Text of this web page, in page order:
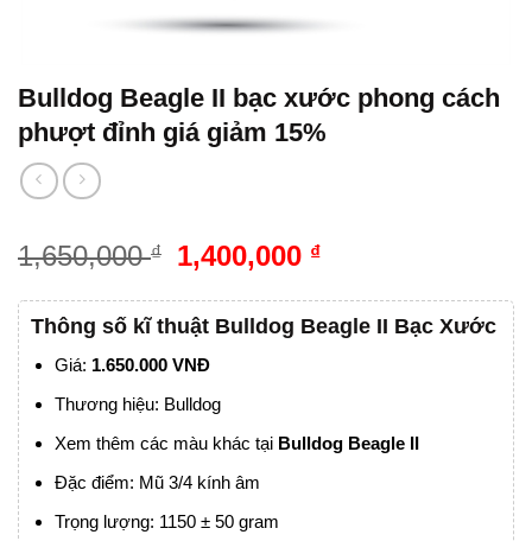
Bulldog Beagle II bạc xước phong cách
phượt đỉnh giá giảm 15%
1,650,000₫ 1,400,000 ₫
Thông số kĩ thuật Bulldog Beagle II Bạc Xước
Giá: 1.650.000 VNĐ
Thương hiệu: Bulldog
Xem thêm các màu khác tại Bulldog Beagle II
Đặc điểm: Mũ 3/4 kính âm
Trọng lượng: 1150 ± 50 gram